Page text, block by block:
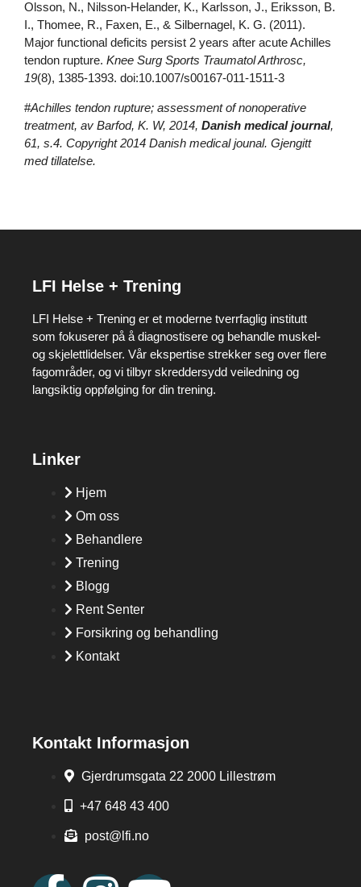
Olsson, N., Nilsson-Helander, K., Karlsson, J., Eriksson, B.
I., Thomee, R., Faxen, E., & Silbernagel, K. G. (2011).
Major functional deficits persist 2 years after acute Achilles
tendon rupture. Knee Surg Sports Traumatol Arthrosc,
19(8), 1385-1393. doi:10.1007/s00167-011-1511-3
#Achilles tendon rupture; assessment of nonoperative
treatment, av Barfod, K. W, 2014, Danish medical journal,
61, s.4. Copyright 2014 Danish medical jounal. Gjengitt
med tillatelse.
LFI Helse + Trening
LFI Helse + Trening er et moderne tverrfaglig institutt
som fokuserer på å diagnostisere og behandle muskel-
og skjelettlidelser. Vår ekspertise strekker seg over flere
fagområder, og vi tilbyr skreddersydd veiledning og
langsiktig oppfølging for din trening.
Linker
Hjem
Om oss
Behandlere
Trening
Blogg
Rent Senter
Forsikring og behandling
Kontakt
Kontakt Informasjon
Gjerdrumsgata 22 2000 Lillestrøm
+47 648 43 400
post@lfi.no